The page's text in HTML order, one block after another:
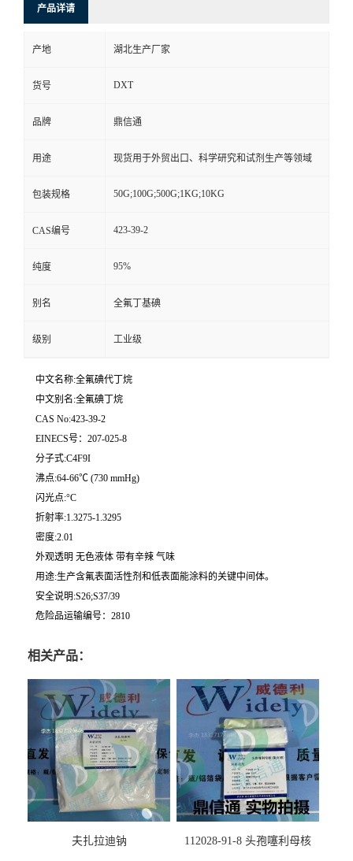
产品详请
产地 湖北生产厂家
货号 DXT
品牌 鼎信通
用途 现货用于外贸出口、科学研究和试剂生产等领域
包装规格 50G;100G;500G;1KG;10KG
CAS编号 423-39-2
纯度 95%
别名 全氟丁基碘
级别 工业级
中文名称:全氟碘代丁烷
中文别名:全氟碘丁烷
CAS No:423-39-2
EINECS号：207-025-8
分子式:C4F9I
沸点:64-66℃ (730 mmHg)
闪光点:°C
折射率:1.3275-1.3295
密度:2.01
外观透明 无色液体 带有辛辣 气味
用途:生产含氟表面活性剂和低表面能涂料的关键中间体。
安全说明:S26;S37/39
危险品运输编号：2810
相关产品：
夫扎拉迪钠
112028-91-8 头孢噻利母核